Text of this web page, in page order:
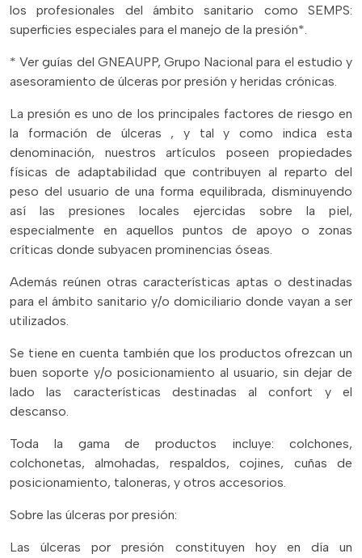
los profesionales del ámbito sanitario como SEMPS:
superficies especiales para el manejo de la presión*.
* Ver guías del GNEAUPP, Grupo Nacional para el estudio y
asesoramiento de úlceras por presión y heridas crónicas.
La presión es uno de los principales factores de riesgo en
la formación de úlceras , y tal y como indica esta
denominación, nuestros artículos poseen propiedades
físicas de adaptabilidad que contribuyen al reparto del
peso del usuario de una forma equilibrada, disminuyendo
así las presiones locales ejercidas sobre la piel,
especialmente en aquellos puntos de apoyo o zonas
críticas donde subyacen prominencias óseas.
Además reúnen otras características aptas o destinadas
para el ámbito sanitario y/o domiciliario donde vayan a ser
utilizados.
Se tiene en cuenta también que los productos ofrezcan un
buen soporte y/o posicionamiento al usuario, sin dejar de
lado las características destinadas al confort y el
descanso.
Toda la gama de productos incluye: colchones,
colchonetas, almohadas, respaldos, cojines, cuñas de
posicionamiento, taloneras, y otros accesorios.
Sobre las úlceras por presión:
Las úlceras por presión constituyen hoy en día un